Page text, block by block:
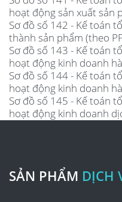
hoạt động sản xuất sản
Sơ đồ số 142 - Kế toán
thành sản phẩm (theo
Sơ đồ số 143 - Kế toán
hoạt động kinh doanh
Sơ đồ số 144 - Kế toán
hoạt động kinh doanh
Sơ đồ số 145 - Kế toán
hoạt động kinh doanh
SẢN PHẨM DỊCH